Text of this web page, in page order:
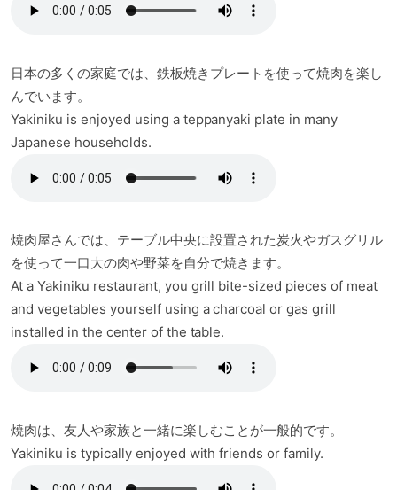
日本の多くの家庭では、鉄板焼きプレートを使って焼肉を楽し
んでいます。
Yakiniku is enjoyed using a teppanyaki plate in many
Japanese households.
焼肉屋さんでは、テーブル中央に設置された炭火やガスグリル
を使って一口大の肉や野菜を自分で焼きます。
At a Yakiniku restaurant, you grill bite-sized pieces of meat
and vegetables yourself using a charcoal or gas grill
installed in the center of the table.
焼肉は、友人や家族と一緒に楽しむことが一般的です。
Yakiniku is typically enjoyed with friends or family.